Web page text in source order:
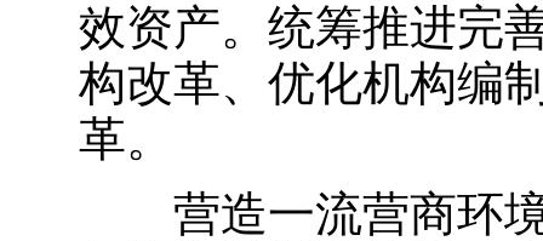
效资产。统筹推进完
构改革、优化机构编
革。
营造一流营商环